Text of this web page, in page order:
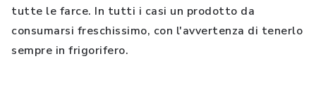
tutte le farce. In tutti i casi un prodotto da
consumarsi freschissimo, con l'avvertenza di tenerlo
sempre in frigorifero.